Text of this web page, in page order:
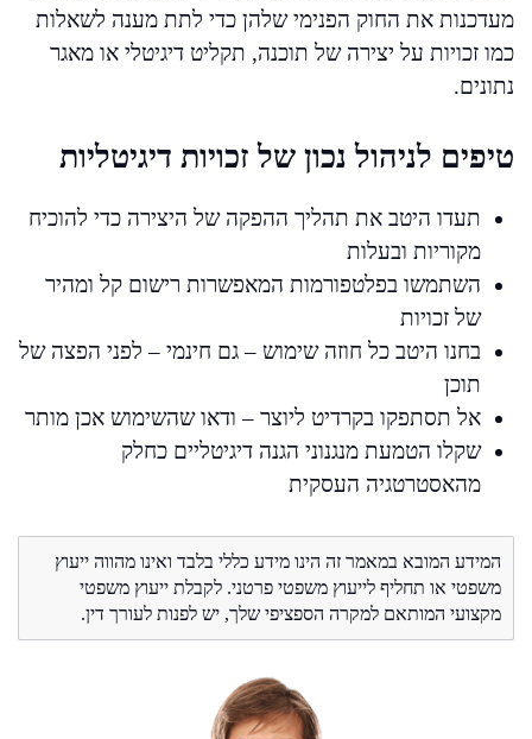
מעדכנות את החוק הפנימי שלהן כדי לתת מענה לשאלות
כמו זכויות על יצירה של תוכנה, תקליט דיגיטלי או מאגר
נתונים.
טיפים לניהול נכון של זכויות דיגיטליות
תעדו היטב את תהליך ההפקה של היצירה כדי להוכיח
מקוריות ובעלות
השתמשו בפלטפורמות המאפשרות רישום קל ומהיר
של זכויות
בחנו היטב כל חוזה שימוש – גם חינמי – לפני הפצה של
תוכן
אל תסתפקו בקרדיט ליוצר – ודאו שהשימוש אכן מותר
שקלו הטמעת מנגנוני הגנה דיגיטליים כחלק
מהאסטרטגיה העסקית
המידע המובא במאמר זה הינו מידע כללי בלבד ואינו מהווה ייעוץ
משפטי או תחליף לייעוץ משפטי פרטני. לקבלת ייעוץ משפטי
מקצועי המותאם למקרה הספציפי שלך, יש לפנות לעורך דין.